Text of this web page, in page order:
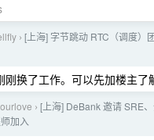
› [上海] 字节跳动 RTC（调度）
换了工作。可以先加楼主了
› [上海] DeBank 邀请 SRE
加入